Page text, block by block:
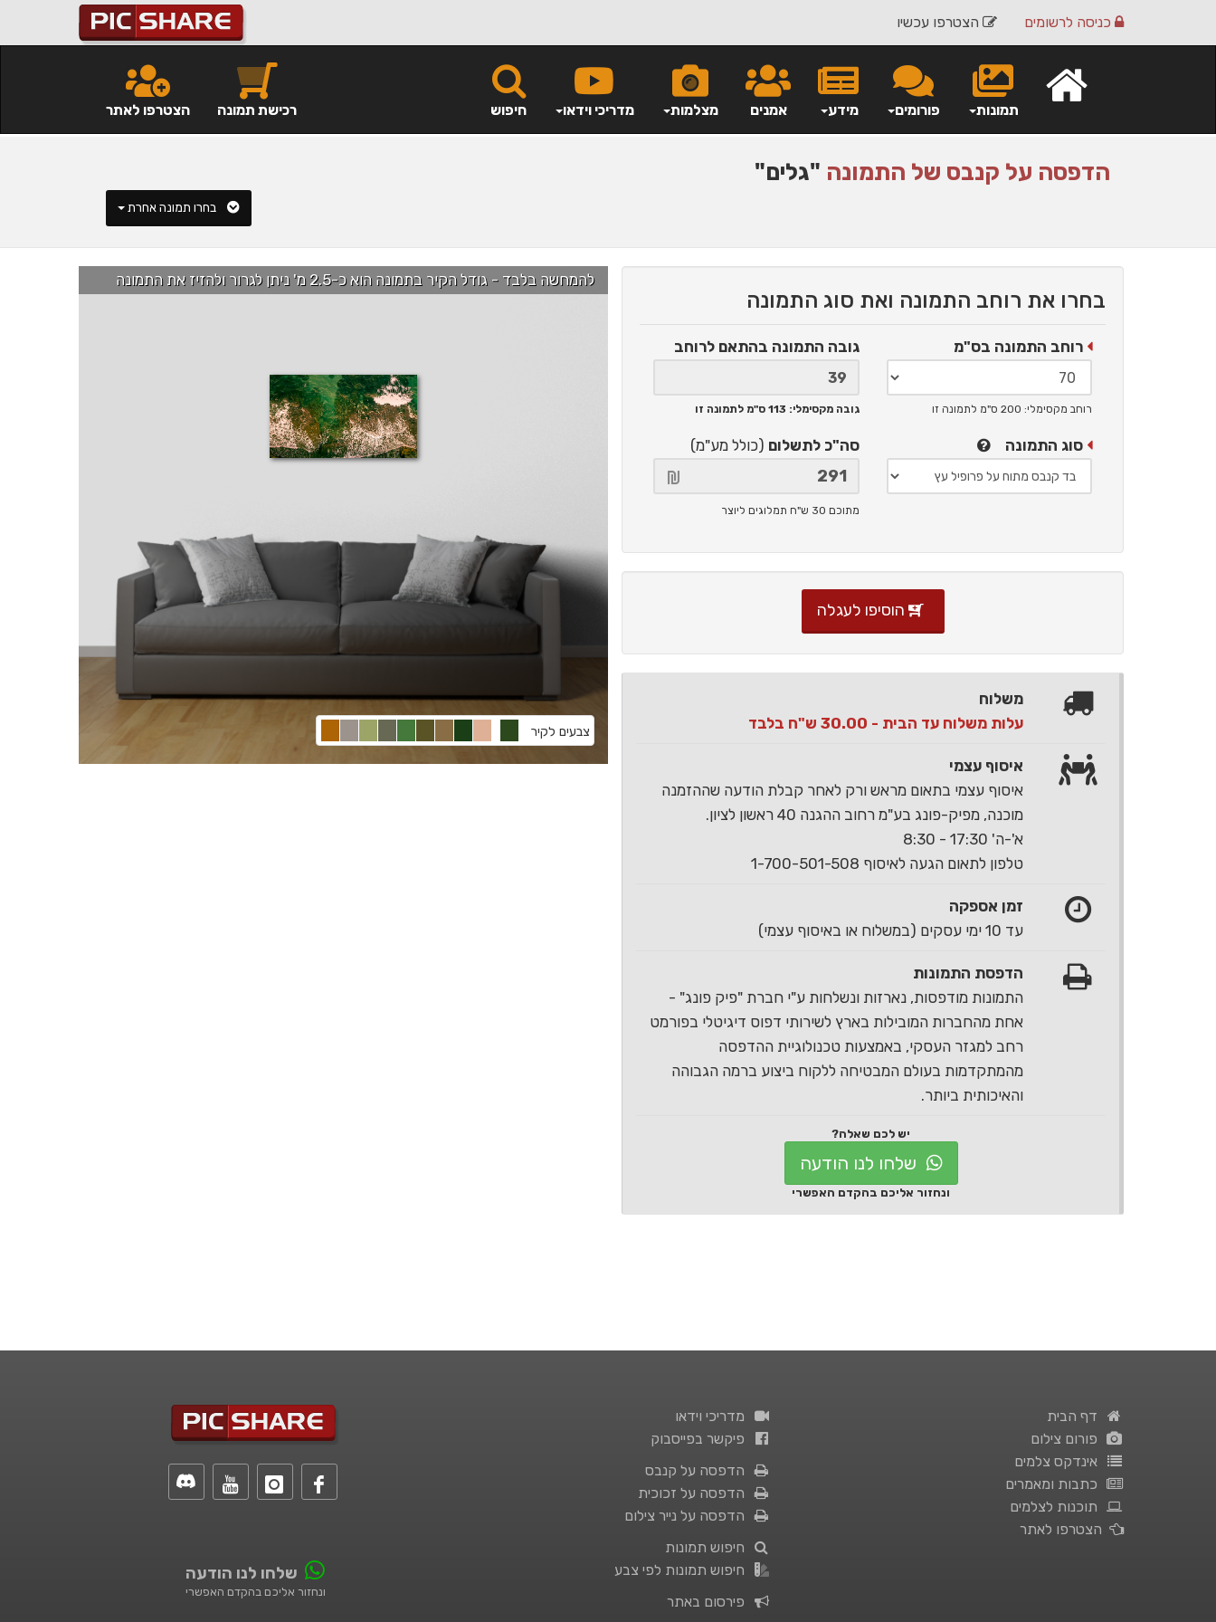
הצטרפו עכשיו כניסה לרשומים
חיפוש מדריכי וידאו מצלמות אמנים מידע פורומים תמונות הצטרפו לאתר רכישת תמונה
הדפסה על קנבס של התמונה "גלים"
להמחשה בלבד - גודל הקיר בתמונה הוא כ-2.5 מ' ניתן לגרור ולהזיז את התמונה
צבעים לקיר
בחרו את רוחב התמונה ואת סוג התמונה
רוחב התמונה בס"מ
רוחב מקסימלי: 200 ס"מ לתמונה זו
גובה התמונה בהתאם לרוחב
גובה מקסימלי: 113 ס"מ לתמונה זו
סוג התמונה סה"כ לתשלום (כולל מע"מ)
מתוכם 30 ש"ח תמלוגים ליוצר
הוסיפו לעגלה
משלוח
עלות משלוח עד הבית - 30.00 ש"ח בלבד
איסוף עצמי
איסוף עצמי בתאום מראש ורק לאחר קבלת הודעה שההזמנה
מוכנה, מפיק-פונג בע"מ רחוב ההגנה 40 ראשון לציון.
א'-ה' 17:30 - 8:30
טלפון לתאום הגעה לאיסוף 1-700-501-508
זמן אספקה
עד 10 ימי עסקים (במשלוח או באיסוף עצמי)
הדפסת התמונות
התמונות מודפסות, נארזות ונשלחות ע"י חברת "פיק פונג" -
אחת מהחברות המובילות בארץ לשירותי דפוס דיגיטלי בפורמט
רחב למגזר העסקי, באמצעות טכנולוגיית ההדפסה
מהמתקדמות בעולם המבטיחה ללקוח ביצוע ברמה הגבוהה
והאיכותית ביותר.
יש לכם שאלה?
שלחו לנו הודעה
ונחזור אליכם בהקדם האפשרי
שלחו לנו הודעה
ונחזור אליכם בהקדם האפשרי
מדריכי וידאו
פיקשר בפייסבוק
הדפסה על קנבס
הדפסה על זכוכית
הדפסה על נייר צילום
חיפוש תמונות
חיפוש תמונות לפי צבע
פירסום באתר
דף הבית
פורום צילום
אינדקס צלמים
כתבות ומאמרים
תוכנות לצלמים
הצטרפו לאתר